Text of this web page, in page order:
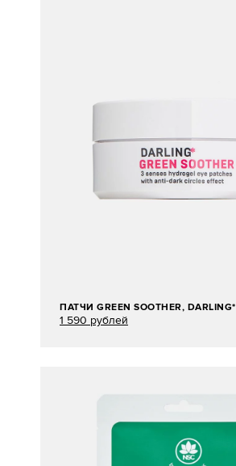
ПАТЧИ GREEN SOOTHER, DARLING*
1 590 рублей